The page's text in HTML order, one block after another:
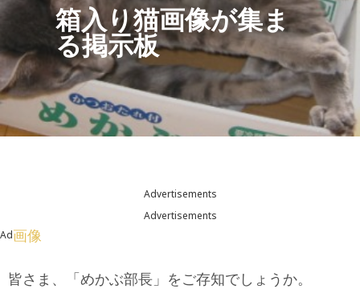
箱入り猫画像が集ま
る掲示板
Advertisements
Advertisements
Ad画像
皆さま、「めかぶ部長」をご存知でしょうか。